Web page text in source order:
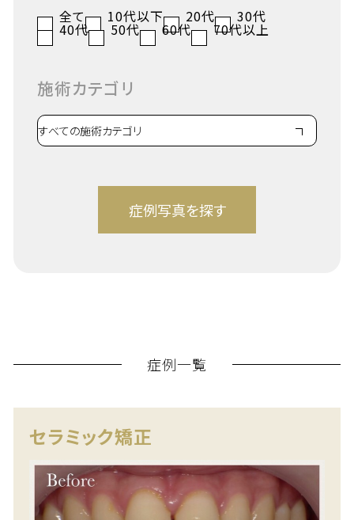
全て 10代以下 20代 30代
40代 50代 60代 70代以上
施術カテゴリ
症例一覧
セラミック矯正